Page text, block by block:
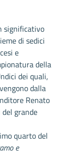
significativo
di sedici
e
della
dei quali,
dalla
Renato
grande
quarto del
e